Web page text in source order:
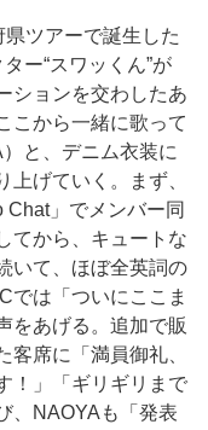
ツアーで誕生した
ー“スワッくん”が
ションを交わしたあ
こから一緒に歌って
と、デニム衣装に
げていく。まず、
」でメンバー同
てから、キュートな
いて、ほぼ全英詞の
では「ついにここま
をあげる。追加で販
席に「満員御礼、
！」「ギリギリまで
、NAOYAも「発表